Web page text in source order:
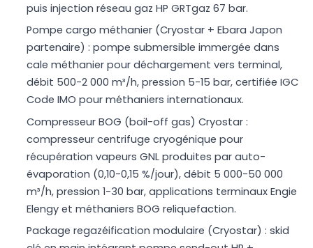
puis injection réseau gaz HP GRTgaz 67 bar.
Pompe cargo méthanier (Cryostar + Ebara Japon
partenaire) : pompe submersible immergée dans
cale méthanier pour déchargement vers terminal,
débit 500-2 000 m³/h, pression 5-15 bar, certifiée IGC
Code IMO pour méthaniers internationaux.
Compresseur BOG (boil-off gas) Cryostar :
compresseur centrifuge cryogénique pour
récupération vapeurs GNL produites par auto-
évaporation (0,10-0,15 %/jour), débit 5 000-50 000
m³/h, pression 1-30 bar, applications terminaux Engie
Elengy et méthaniers BOG reliquefaction.
Package regazéification modulaire (Cryostar) : skid